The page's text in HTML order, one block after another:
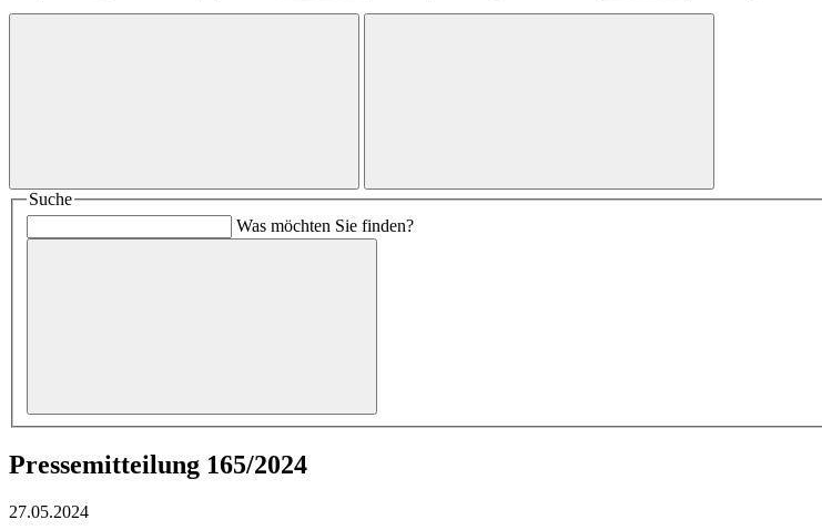
Suche
Was möchten Sie finden?
Pressemitteilung 165/2024
27.05.2024